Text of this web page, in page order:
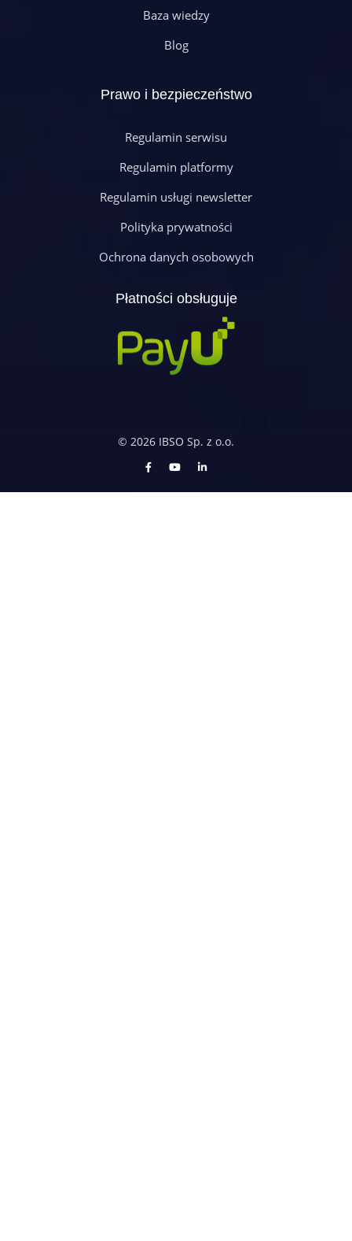
Baza wiedzy
Blog
Prawo i bezpieczeństwo
Regulamin serwisu
Regulamin platformy
Regulamin usługi newsletter
Polityka prywatności
Ochrona danych osobowych
Płatności obsługuje
© 2026 IBSO Sp. z o.o.